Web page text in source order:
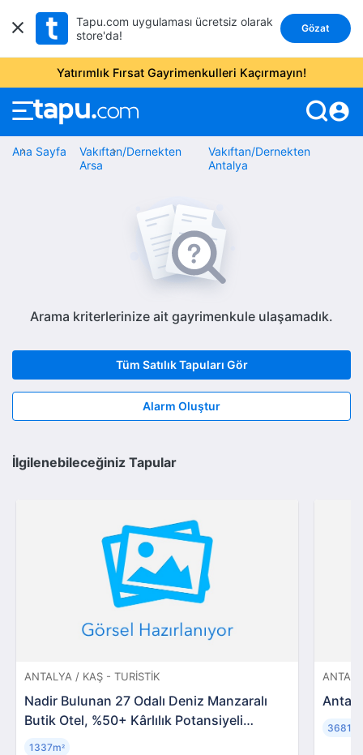
Tapu.com uygulaması ücretsiz olarak
store'da!
Gözat
Yatırımlık Fırsat Gayrimenkulleri Kaçırmayın!
account_circle
Ana Sayfa
Vakıftan/Dernekten
Arsa
Vakıftan/Dernekten
Antalya
Arama kriterlerinize ait gayrimenkule ulaşamadık.
Tüm Satılık Tapuları Gör
Alarm Oluştur
İlgilenebileceğiniz Tapular
ANTALYA / KAŞ - TURISTIK
Nadir Bulunan 27 Odalı Deniz Manzaralı
Butik Otel, %50+ Kârlılık Potansiyeli
Bulunan Özel Fırsat
1337m²
3681m